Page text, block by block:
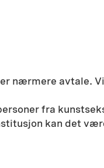
nærmere avtale.
fra
kan det